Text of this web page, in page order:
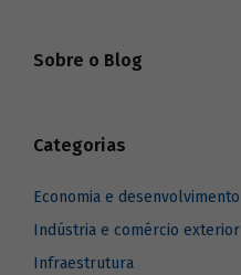
Sobre o Blog
Categorias
Economia e desenvolvimento
Indústria e comércio exterior
Infraestrutura